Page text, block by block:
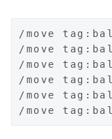
/move
/move
/move
/move
/move
/move